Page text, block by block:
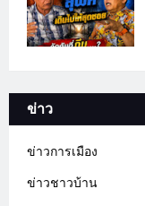
ข่าว
ข่าวการเมือง
ข่าวชาวบ้าน